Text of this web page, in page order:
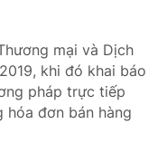
mại và Dịch
khi đó khai báo
pháp trực tiếp
hóa đơn bán hàng